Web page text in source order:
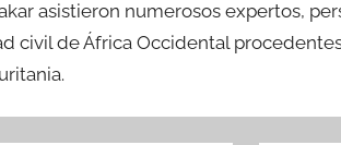
asistieron numerosos expertos,
civil de África Occidental